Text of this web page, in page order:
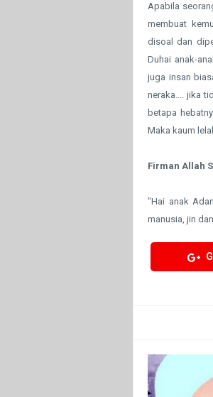
Apabila
membuat
disoal dan
Duhai anak-
juga insan
neraka.... jika
betapa
Maka kaum
Firman Allah
"Hai anak
manusia, jin